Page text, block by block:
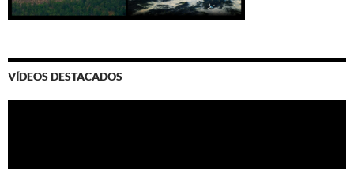
VÍDEOS DESTACADOS